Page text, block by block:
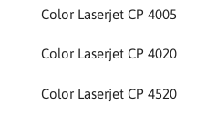
Color Laserjet CP 4005
Color Laserjet CP 4020
Color Laserjet CP 4520